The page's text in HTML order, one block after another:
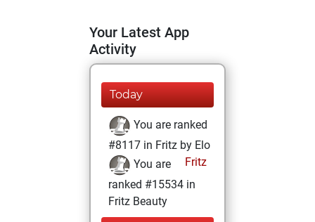
Your Latest App
Activity
Today
You are ranked
#8117 in Fritz by Elo
Fritz
You are
ranked #15534 in
Fritz Beauty